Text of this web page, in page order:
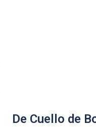
De Cuello de